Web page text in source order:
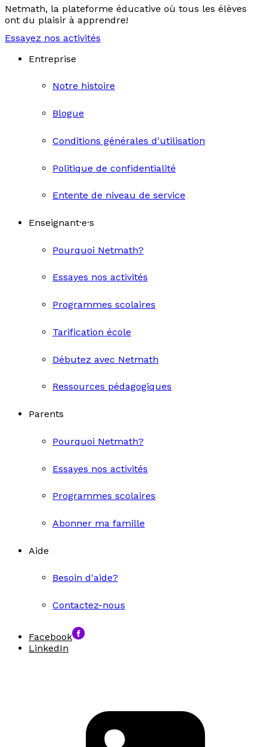
Netmath, la plateforme éducative où tous les élèves
ont du plaisir à apprendre!
Essayez nos activités
Entreprise
Notre histoire
Blogue
Conditions générales d'utilisation
Politique de confidentialité
Entente de niveau de service
Enseignant·e·s
Pourquoi Netmath?
Essayes nos activités
Programmes scolaires
Tarification école
Débutez avec Netmath
Ressources pédagogiques
Parents
Pourquoi Netmath?
Essayes nos activités
Programmes scolaires
Abonner ma famille
Aide
Besoin d'aide?
Contactez-nous
Facebook
LinkedIn